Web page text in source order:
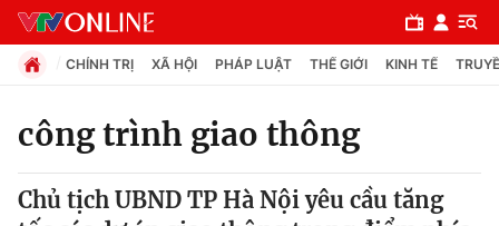
Chuyên mục
CHÍNH TRỊ XÃ HỘI PHÁP LUẬT THẾ GIỚI KINH TẾ
công trình giao thông
Chủ tịch UBND TP Hà Nội yêu cầu tăng